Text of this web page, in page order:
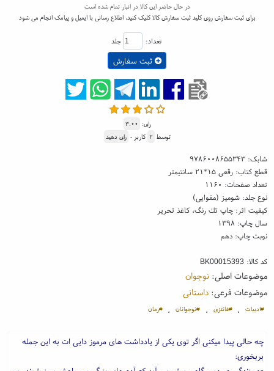
در حال حاضر این کالا در انبار تمام شده است
برای ثبت سفارش روی کلید ثبت سفارش کالا کلیک کنید، اطلاع رسانی با ایمیل و پیامک انجام می شود
تعداد: جلد
ثبت سفارش
رای: ۳.۰۰
توسط ۲ کاربر - رای دهید
شابک:۹۷۸۶۰۰۸۶۵۵۳۴۳
قطع کتاب: رقعی ۱۵*۲۱ سانتیمتر
تعداد صفحات: ۱۱۶۰
نوع جلد: شومیز (مقوایی)
کیفیت اثر: چاپ تك رنگ، کاغذ تحریر
سال چاپ: ۱۳۹۸
نوبت چاپ: دهم
کد کالا: BK00015393
موضوعات اصلی:نوجوان
موضوعات فرعی:داستانی
#ادبیات ، #فانتزی ، #نوجوانان ، #رمان
چه حالی پیدا میکنی اگر توی یکی از یادداشت های مرموز دایی ات به این جمله
بربخوری: